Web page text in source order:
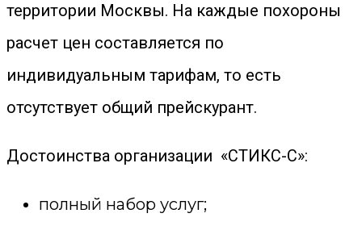
территории Москвы. На каждые похороны
расчет цен составляется по
индивидуальным тарифам, то есть
отсутствует общий прейскурант.
Достоинства организации «СТИКС-С»:
полный набор услуг;